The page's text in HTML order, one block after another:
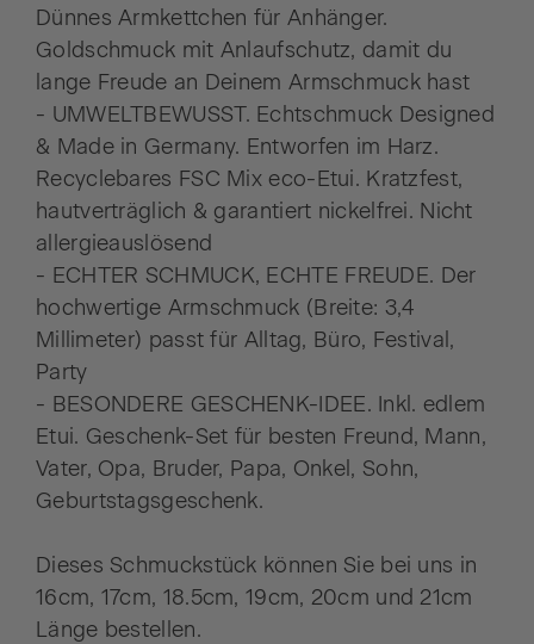
Dünnes Armkettchen für Anhänger.
Goldschmuck mit Anlaufschutz, damit du
lange Freude an Deinem Armschmuck hast
- UMWELTBEWUSST. Echtschmuck Designed
& Made in Germany. Entworfen im Harz.
Recyclebares FSC Mix eco-Etui. Kratzfest,
hautverträglich & garantiert nickelfrei. Nicht
allergieauslösend
- ECHTER SCHMUCK, ECHTE FREUDE. Der
hochwertige Armschmuck (Breite: 3,4
Millimeter) passt für Alltag, Büro, Festival,
Party
- BESONDERE GESCHENK-IDEE. Inkl. edlem
Etui. Geschenk-Set für besten Freund, Mann,
Vater, Opa, Bruder, Papa, Onkel, Sohn,
Geburtstagsgeschenk.
Dieses Schmuckstück können Sie bei uns in
16cm, 17cm, 18.5cm, 19cm, 20cm und 21cm
Länge bestellen.